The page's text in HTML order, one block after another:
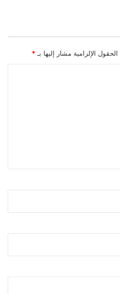
الحقول الإلزامية مشار إليها بـ *